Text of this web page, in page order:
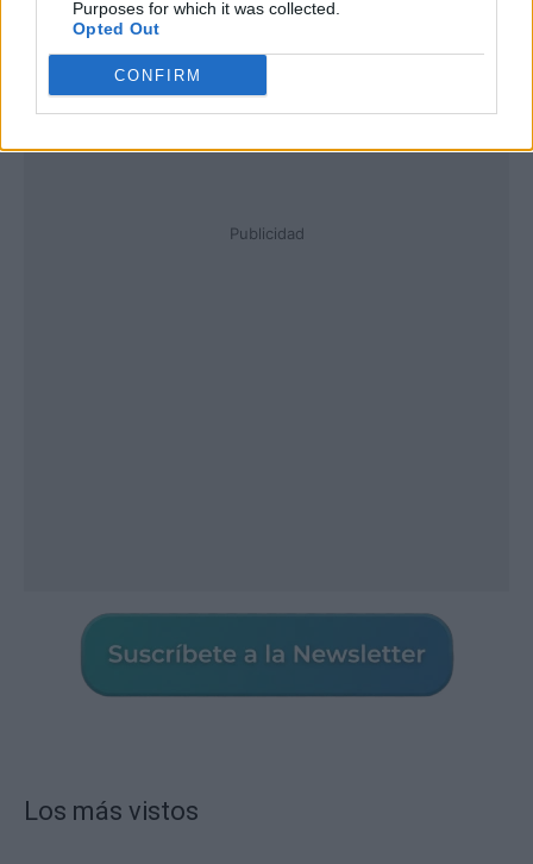
Purposes for which it was collected.
Opted Out
CONFIRM
Publicidad
Los más vistos